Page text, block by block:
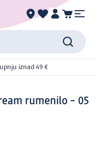
iznad 49 €
rumenilo – 05